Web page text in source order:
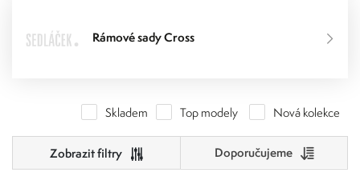
Rámové sady Cross
Skladem Top modely Nová kolekce
Doporučujeme